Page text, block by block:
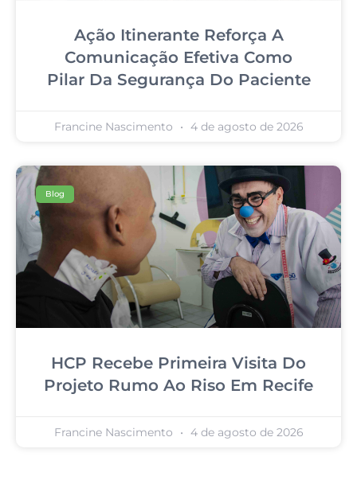
Ação Itinerante Reforça A
Comunicação Efetiva Como
Pilar Da Segurança Do Paciente
Francine Nascimento 4 de agosto de 2026
Blog
HCP Recebe Primeira Visita Do
Projeto Rumo Ao Riso Em Recife
Francine Nascimento 4 de agosto de 2026